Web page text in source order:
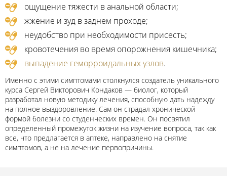
ощущение тяжести в анальной области;
жжение и зуд в заднем проходе;
неудобство при необходимости присесть;
кровотечения во время опорожнения кишечника;
выпадение геморроидальных узлов.
Именно с этими симптомами столкнулся создатель уникального
курса Сергей Викторович Кондаков — биолог, который
разработал новую методику лечения, способную дать надежду
на полное выздоровление. Сам он страдал хронической
формой болезни со студенческих времен. Он посвятил
определенный промежуток жизни на изучение вопроса, так как
все, что предлагается в аптеке, направлено на снятие
симптомов, а не на лечение первопричины.